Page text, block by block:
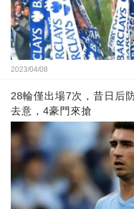
2023/04/08
28輪僅出場7次，昔日后
去意，4豪門來搶